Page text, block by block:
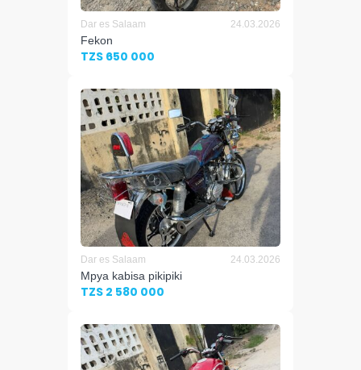
Dar es Salaam 24.03.2026
Fekon
TZS 650 000
Dar es Salaam 24.03.2026
Mpya kabisa pikipiki
TZS 2 580 000